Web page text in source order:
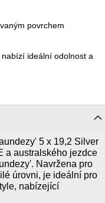
povrchem
ideální odolnost a
5 x 19,2 Silver
a australského jezdce
Navržena pro
úrovni, je ideální pro
nabízející